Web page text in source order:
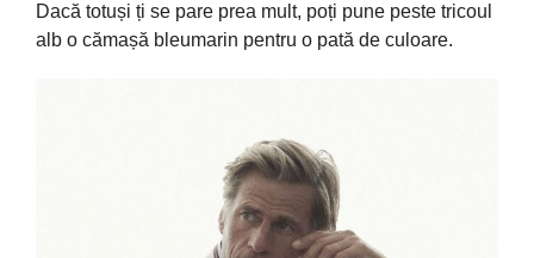
Dacă totuși ți se pare prea mult, poți pune peste tricoul
alb o cămașă bleumarin pentru o pată de culoare.